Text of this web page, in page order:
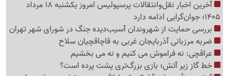
آخرین اخبار نقل‌وانتقالات پرسپولیس امروز یکشنبه 18 مرداد
1405؛ جوان‌گرایی ادامه دارد
بررسی حمایت از شهروندان آسیب‌دیده جنگ در شورای شهر تهران
ضربه مرزبانی آذربایجان غربی به قاچاقچیان سلاح
عراقچی: نه فراموش می کنیم و نه می بخشیم
خط گاز زیر آتش؛ بازی بزرگ‌تری پشت پرده است؟